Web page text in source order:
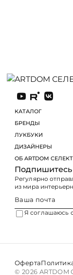
КАТАЛОГ
БРЕНДЫ
ЛУКБУКИ
Подпишитесь
Регулярно
Я соглашаюсь